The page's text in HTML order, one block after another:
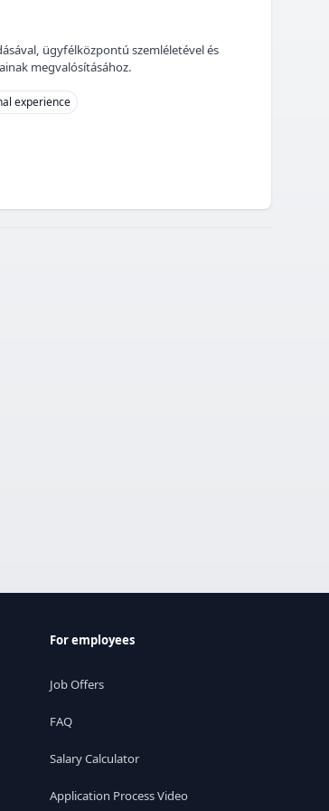
ügyfélközpontú szemléletével és
megvalósításához.
experience
For employees
Job Offers
FAQ
Salary Calculator
Application Process Video